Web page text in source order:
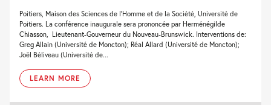
Poitiers, Maison des Sciences de l’Homme et de la Société, Université de
Poitiers. La conférence inaugurale sera prononcée par Herménégilde
Chiasson, Lieutenant-Gouverneur du Nouveau-Brunswick. Interventions de:
Greg Allain (Université de Moncton); Réal Allard (Université de Moncton);
Joël Béliveau (Université de...
LEARN MORE